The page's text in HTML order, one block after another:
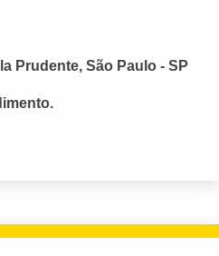
Prudente, São Paulo - SP